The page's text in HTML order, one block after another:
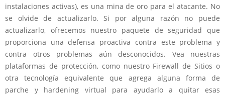
instalaciones activas), es una mina de oro para el atacante. No
se olvide de actualizarlo. Si por alguna razón no puede
actualizarlo, ofrecemos nuestro paquete de seguridad que
proporciona una defensa proactiva contra este problema y
contra otros problemas aún desconocidos. Vea nuestras
plataformas de protección, como nuestro Firewall de Sitios o
otra tecnología equivalente que agrega alguna forma de
parche y hardening virtual para ayudarlo a quitar esas